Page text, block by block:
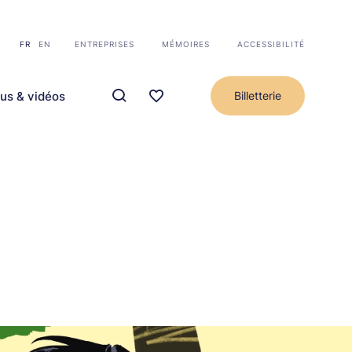
FR EN ENTREPRISES MÉMOIRES ACCESSIBILITÉ
& vidéos Billetterie